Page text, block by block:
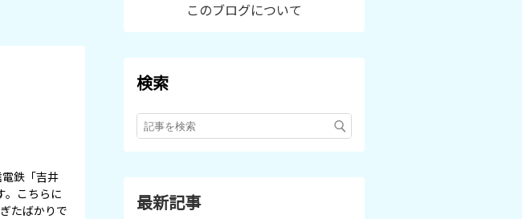
鉄「吉井
。こちらに
たばかりで
このブログについて
検索
最新記事